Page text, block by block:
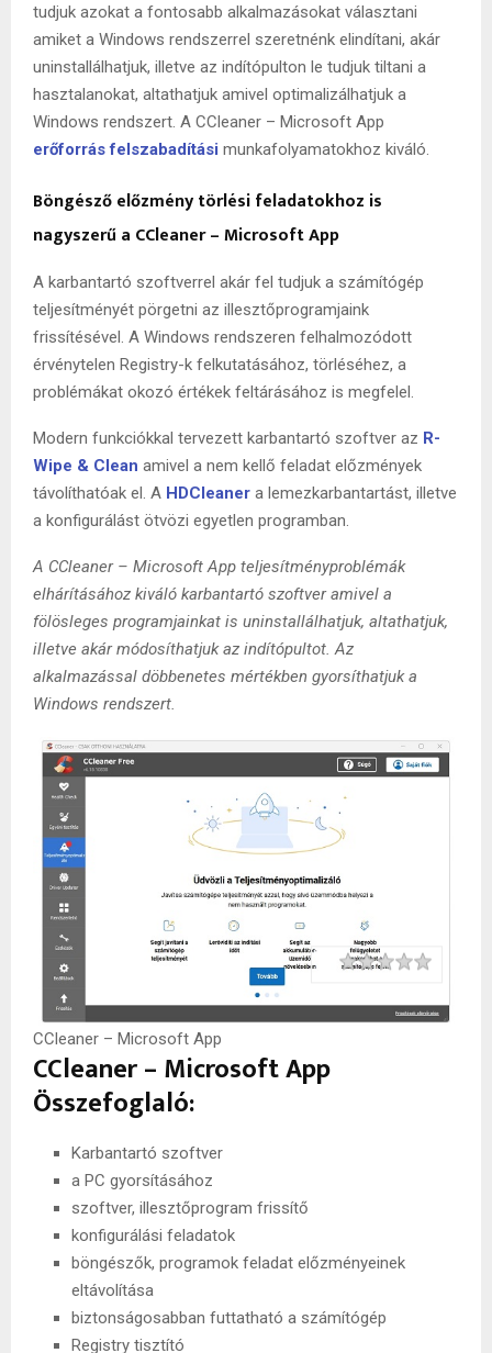
tudjuk azokat a fontosabb alkalmazásokat választani
amiket a Windows rendszerrel szeretnénk elindítani, akár
uninstallálhatjuk, illetve az indítópulton le tudjuk tiltani a
hasztalanokat, altathatjuk amivel optimalizálhatjuk a
Windows rendszert. A CCleaner – Microsoft App
erőforrás felszabadítási munkafolyamatokhoz kiváló.
Böngésző előzmény törlési feladatokhoz is
nagyszerű a CCleaner – Microsoft App
A karbantartó szoftverrel akár fel tudjuk a számítógép
teljesítményét pörgetni az illesztőprogramjaink
frissítésével. A Windows rendszeren felhalmozódott
érvénytelen Registry-k felkutatásához, törléséhez, a
problémákat okozó értékek feltárásához is megfelel.
Modern funkciókkal tervezett karbantartó szoftver az R-
Wipe & Clean amivel a nem kellő feladat előzmények
távolíthatóak el. A HDCleaner a lemezkarbantartást, illetve
a konfigurálást ötvözi egyetlen programban.
A CCleaner – Microsoft App teljesítményproblémák
elhárításához kiváló karbantartó szoftver amivel a
fölösleges programjainkat is uninstallálhatjuk, altathatjuk,
illetve akár módosíthatjuk az indítópultot. Az
alkalmazással döbbenetes mértékben gyorsíthatjuk a
Windows rendszert.
CCleaner – Microsoft App
CCleaner – Microsoft App
Összefoglaló:
Karbantartó szoftver
a PC gyorsításához
szoftver, illesztőprogram frissítő
konfigurálási feladatok
böngészők, programok feladat előzményeinek
eltávolítása
biztonságosabban futtatható a számítógép
Registry tisztító
Rating 1 star
2 stars
3 stars
4 stars
5 stars